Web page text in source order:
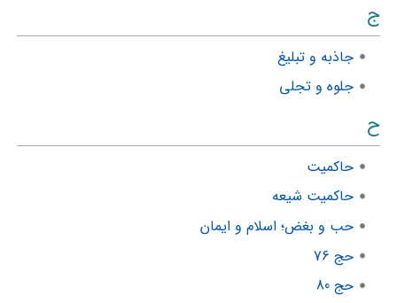
ج
جاذبه و تبلیغ
جلوه و تجلی
ح
حاکمیت
حاکمیت شیعه
حب و بغض؛ اسلام و ایمان
حج 76
حج 80